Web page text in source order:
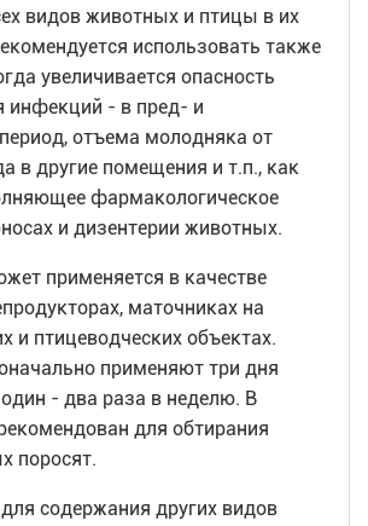
видов животных и птицы в их
использовать также
увеличивается опасность
инфекций - в пред- и
отъема молодняка от
в другие помещения и т.п., как
фармакологическое
и дизентерии животных.
применяется в качестве
маточниках на
и птицеводческих объектах.
применяют три дня
- два раза в неделю. В
для обтирания
поросят.
содержания других видов